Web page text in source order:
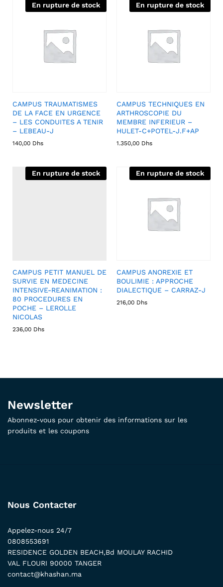
En rupture de stock
CAMPUS TRAUMATISMES
DE LA FACE EN URGENCE
– LES CONDUITES A TENIR
– LEBEAU-J
140,00 Dhs
En rupture de stock
CAMPUS TECHNIQUES EN
ARTHROSCOPIE DU
MEMBRE INFERIEUR –
HULET-C+POTEL-J.F+AP
1.350,00 Dhs
En rupture de stock
CAMPUS PETIT MANUEL DE
SURVIE EN MEDECINE
INTENSIVE-REANIMATION :
80 PROCEDURES EN
POCHE – LEROLLE
NICOLAS
236,00 Dhs
En rupture de stock
CAMPUS ANOREXIE ET
BOULIMIE : APPROCHE
DIALECTIQUE – CARRAZ-J
216,00 Dhs
Newsletter
Abonnez-vous pour obtenir des informations sur les
produits et les coupons
Nous Contacter
Appelez-nous 24/7
0808553691
RESIDENCE GOLDEN BEACH,Bd MOULAY RACHID
VAL FLOURI 90000 TANGER
contact@khashan.ma